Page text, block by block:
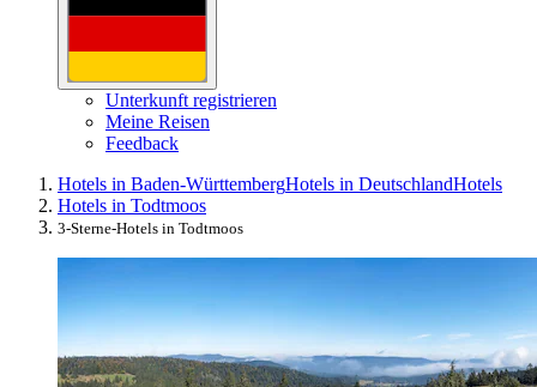
Unterkunft registrieren
Meine Reisen
Feedback
Hotels in Baden-WürttembergHotels in DeutschlandHotels
Hotels in Todtmoos
3-Sterne-Hotels in Todtmoos